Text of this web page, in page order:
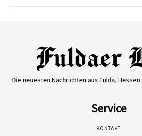
Die neuesten Nachrichten aus Fulda,
Service
KONTAKT